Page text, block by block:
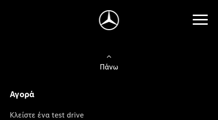
Πάνω
Αγορά
Κλείστε ένα test drive